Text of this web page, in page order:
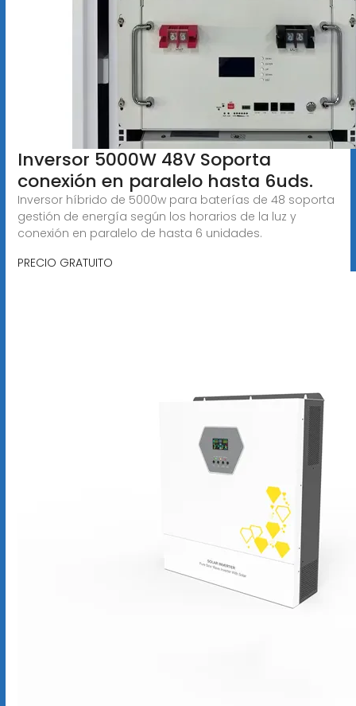
Inversor 5000W 48V Soporta
conexión en paralelo hasta 6uds.
Inversor híbrido de 5000w para baterías de 48 soporta
gestión de energía según los horarios de la luz y
conexión en paralelo de hasta 6 unidades.
PRECIO GRATUITO